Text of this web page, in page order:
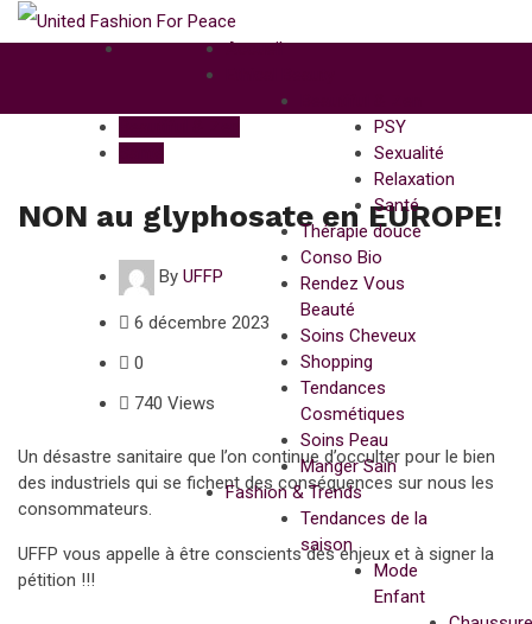
Accueil
PSY
Sexualité
Relaxation
Santé
Thérapie douce
Conso Bio
Rendez Vous
Beauté
Soins Cheveux
Shopping
Tendances
Cosmétiques
Soins Peau
Manger Sain
Fashion & Trends
Tendances de la
saison
Mode
Enfant
NON au glyphosate en EUROPE!
By UFFP
6 décembre 2023
0
740 Views
Un désastre sanitaire que l’on continue d’occulter pour le bien
des industriels qui se fichent des conséquences sur nous les
consommateurs.
UFFP vous appelle à être conscients des enjeux et à signer la
pétition !!!